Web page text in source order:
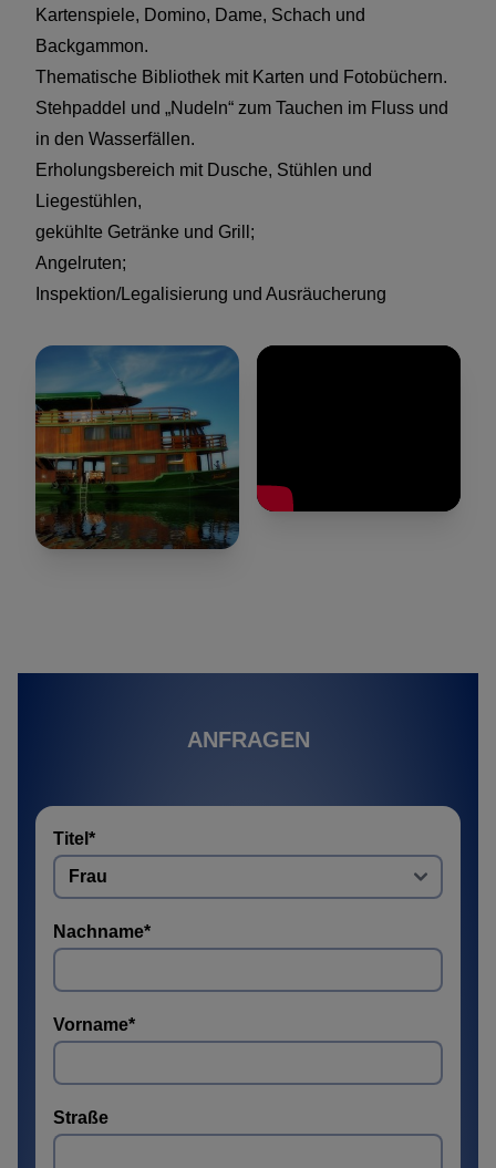
Kartenspiele, Domino, Dame, Schach und
Backgammon.
Thematische Bibliothek mit Karten und Fotobüchern.
Stehpaddel und „Nudeln“ zum Tauchen im Fluss und
in den Wasserfällen.
Erholungsbereich mit Dusche, Stühlen und
Liegestühlen,
gekühlte Getränke und Grill;
Angelruten;
Inspektion/Legalisierung und Ausräucherung
ANFRAGEN
Titel *
Nachname*
Vorname*
Straße